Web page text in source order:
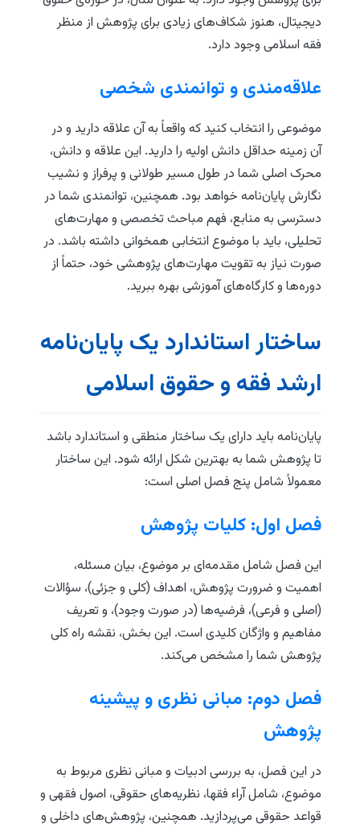
دیجیتال، هنوز شکاف‌های زیادی برای پژوهش از منظر
فقه اسلامی وجود دارد.
علاقه‌مندی و توانمندی شخصی
موضوعی را انتخاب کنید که واقعاً به آن علاقه دارید و در
آن زمینه حداقل دانش اولیه را دارید. این علاقه و دانش،
محرک اصلی شما در طول مسیر طولانی و پرفراز و نشیب
نگارش پایان‌نامه خواهد بود. همچنین، توانمندی شما در
دسترسی به منابع، فهم مباحث تخصصی و مهارت‌های
تحلیلی، باید با موضوع انتخابی همخوانی داشته باشد. در
صورت نیاز به تقویت مهارت‌های پژوهشی خود، حتماً از
دوره‌ها و کارگاه‌های آموزشی بهره ببرید.
ساختار استاندارد یک پایان‌نامه
ارشد فقه و حقوق اسلامی
پایان‌نامه باید دارای یک ساختار منطقی و استاندارد باشد
تا پژوهش شما به بهترین شکل ارائه شود. این ساختار
معمولاً شامل پنج فصل اصلی است:
فصل اول: کلیات پژوهش
این فصل شامل مقدمه‌ای بر موضوع، بیان مسئله،
اهمیت و ضرورت پژوهش، اهداف (کلی و جزئی)، سؤالات
(اصلی و فرعی)، فرضیه‌ها (در صورت وجود)، و تعریف
مفاهیم و واژگان کلیدی است. این بخش، نقشه راه کلی
پژوهش شما را مشخص می‌کند.
فصل دوم: مبانی نظری و پیشینه
پژوهش
در این فصل، به بررسی ادبیات و مبانی نظری مربوط به
موضوع، شامل آراء فقها، نظریه‌های حقوقی، اصول فقهی و
قواعد حقوقی می‌پردازید. همچنین، پژوهش‌های داخلی و